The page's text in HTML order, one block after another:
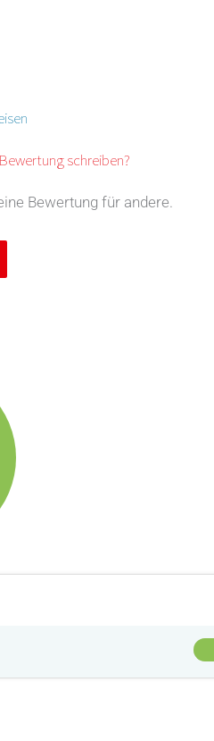
schreiben?
Bewertung für andere.